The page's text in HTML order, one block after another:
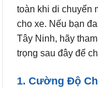
toàn khi di chuyển
cho xe. Nếu bạn
Tây Ninh, hãy
trọng sau đây để
1. Cường Độ